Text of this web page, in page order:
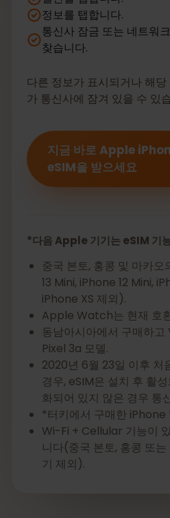
정보를 탭합니다.
통신사 잠금 또는 네트워
찾습니다.
다른 정보가 표시되거나 해
가 통신사에 잠겨 있을 수 있
지금 바로 Apple
eSIM을 받으세요
*다음 Apple 기기는 eSIM 기
중국 본토, 홍콩 및 마카
13 Mini, iPhone 12 Mini,
iPhone XS 제외).
Apple Watch는 현재 호
동남아시아에서 구매하
Pixel 3a 모델.
2020년 6월 23일 이후 처
경우, eSIM은 설치 후 활
화되어 있지 않은 경우 통
*터키에서 구매한 iPhone
Wi-Fi + Cellular 기능이
니다(중국 본토, 홍콩 또
기 제외).